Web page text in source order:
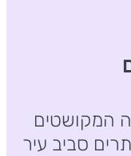
המקושטים
סביב עיר